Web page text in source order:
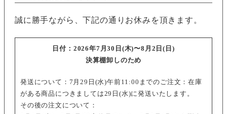
誠に勝手ながら、下記の通りお休みを頂きます。
日付： 2026年7月30日(木)〜8月2日(日)
決算棚卸しのため
発送について： 7月29日(水)午前11:00までのご注文 ：在庫
がある商品につきましては29日(水)に発送いたします。
その後の注文について ：